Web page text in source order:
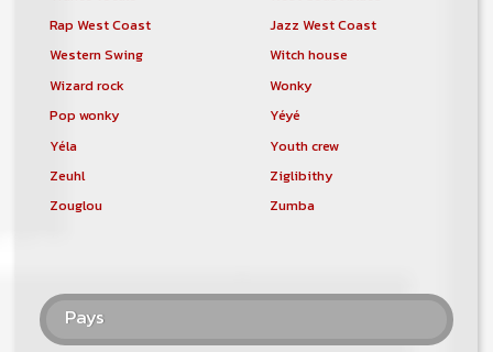
Rap West Coast
Jazz West Coast
Western Swing
Witch house
Wizard rock
Wonky
Pop wonky
Yéyé
Yéla
Youth crew
Zeuhl
Ziglibithy
Zouglou
Zumba
Pays